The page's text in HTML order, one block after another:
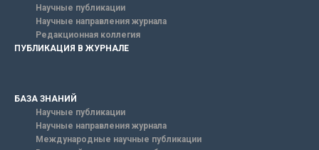
Научные публикации
Научные направления журнала
Редакционная коллегия
ПУБЛИКАЦИЯ В ЖУРНАЛЕ
БАЗА ЗНАНИЙ
Научные публикации
Научные направления журнала
Международные научные публикации